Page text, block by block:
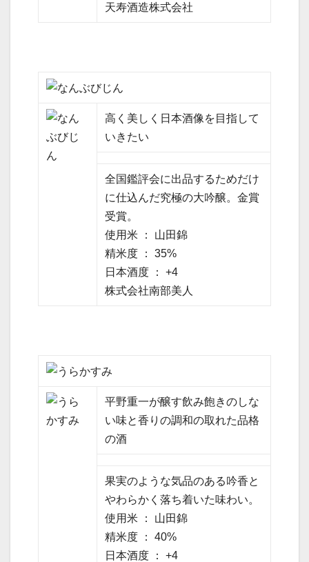
天寿酒造株式会社
高く美しく日本酒像を目指して
いきたい
全国鑑評会に出品するためだけ
に仕込んだ究極の大吟醸。金賞
受賞。
使用米 ： 山田錦
精米度 ： 35%
日本酒度 ： +4
株式会社南部美人
平野重一が醸す飲み飽きのしな
い味と香りの調和の取れた品格
の酒
果実のような気品のある吟香と
やわらかく落ち着いた味わい。
使用米 ： 山田錦
精米度 ： 40%
日本酒度 ： +4